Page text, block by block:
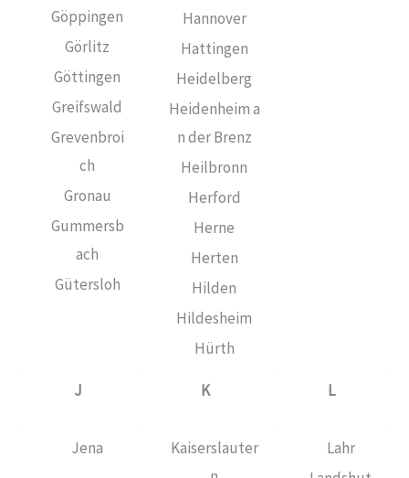
Göppingen
Görlitz
Göttingen
Greifswald
Grevenbroi
ch
Gronau
Gummersb
ach
Gütersloh
Hannover
Hattingen
Heidelberg
Heidenheim a
n der Brenz
Heilbronn
Herford
Herne
Herten
Hilden
Hildesheim
Hürth
J K L
Jena
Kaiserslauter
Lahr